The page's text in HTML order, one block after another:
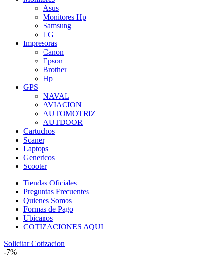
Asus
Monitores Hp
Samsung
LG
Impresoras
Canon
Epson
Brother
Hp
GPS
NAVAL
AVIACION
AUTOMOTRIZ
AUTDOOR
Cartuchos
Scaner
Laptops
Genericos
Scooter
Tiendas Oficiales
Preguntas Frecuentes
Quienes Somos
Formas de Pago
Ubicanos
COTIZACIONES AQUI
Solicitar Cotizacion
-7%